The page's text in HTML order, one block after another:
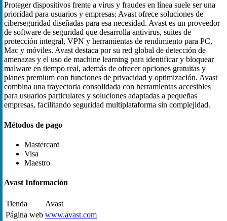
Proteger dispositivos frente a virus y fraudes en línea suele ser una
prioridad para usuarios y empresas; Avast ofrece soluciones de
ciberseguridad diseñadas para esa necesidad. Avast es un proveedor
de software de seguridad que desarrolla antivirus, suites de
protección integral, VPN y herramientas de rendimiento para PC,
Mac y móviles. Avast destaca por su red global de detección de
amenazas y el uso de machine learning para identificar y bloquear
malware en tiempo real, además de ofrecer opciones gratuitas y
planes premium con funciones de privacidad y optimización. Avast
combina una trayectoria consolidada con herramientas accesibles
para usuarios particulares y soluciones adaptadas a pequeñas
empresas, facilitando seguridad multiplataforma sin complejidad.
Métodos de pago
Mastercard
Visa
Maestro
Avast Información
Tienda
Avast
Página web www.avast.com